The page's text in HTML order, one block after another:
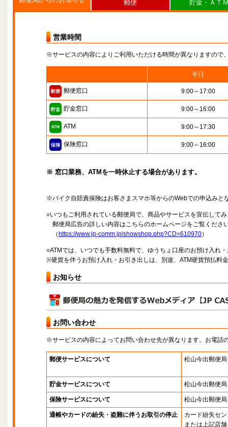
営業時間
※サービスの内容によりご利用いただける時間が異なりますので
平日
郵便窓口 9:00～17:00
貯金窓口 9:00～16:00
ATM 9:00～17:30
保険窓口 9:00～16:00
※ 窓口業務、ATMを一時休止する場合があります。
※バイク自賠責保険はお客さまスマホ等からのWebでの申込みと
○いつもご利用されている郵便局で、商品やサービスを宣伝して
郵便局広告の詳しい内容はこちらのホームページをご覧くださ
（ https://www.jp-comm.jp/showshop.php?CD=610970）
○ATMでは、いつでも手数料無料で、ゆうちょ口座のお預け入れ
※硬貨を伴うお預け入れ・お引き出しは、別途、ATM硬貨預払料
お知らせ
お問い合わせ
※サービスの内容によってお問い合わせ先が異なります。お電話
郵便サービスについて 松山今出郵便局
貯金サービスについて 松山今出郵便局
保険サービスについて 松山今出郵便局
通帳やカードの紛失・盗難に伴うお取引の停止
カード紛失セ
または上記店舗
郵便 貯金・ＡＴ